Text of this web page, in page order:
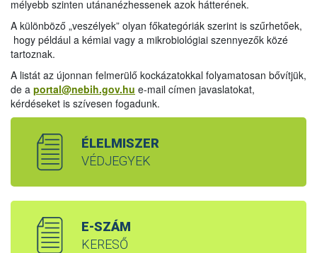
mélyebb szinten utánanézhessenek azok hátterének.
A különböző „veszélyek” olyan főkategóriák szerint is szűrhetőek,
hogy például a kémiai vagy a mikrobiológiai szennyezők közé
tartoznak.
A listát az újonnan felmerülő kockázatokkal folyamatosan bővítjük,
de a portal@nebih.gov.hu e-mail címen javaslatokat,
kérdéseket is szívesen fogadunk.
ÉLELMISZER
VÉDJEGYEK
E-SZÁM
KERESŐ